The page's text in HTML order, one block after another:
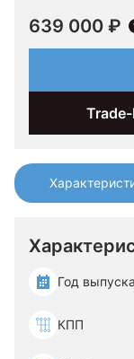
Год выпуска
КПП
639 000 ₽